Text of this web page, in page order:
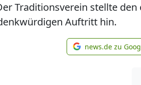
Traditionsverein stellte
Auftritt hin.
news.de zu